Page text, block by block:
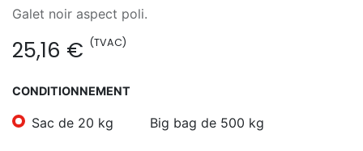
Galet noir aspect poli.
25,16 € (TVAC)
CONDITIONNEMENT
Sac de 20 kg Big bag de 500 kg